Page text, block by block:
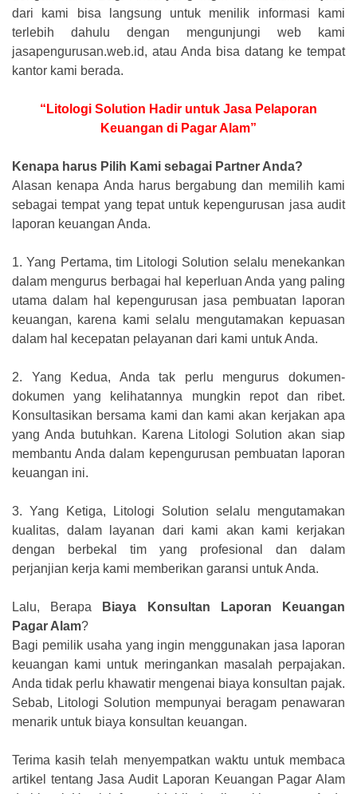
dari kami bisa langsung untuk menilik informasi kami
terlebih dahulu dengan mengunjungi web kami
jasapengurusan.web.id, atau Anda bisa datang ke tempat
kantor kami berada.
“Litologi Solution Hadir untuk Jasa Pelaporan
Keuangan di Pagar Alam”
Kenapa harus Pilih Kami sebagai Partner Anda?
Alasan kenapa Anda harus bergabung dan memilih kami
sebagai tempat yang tepat untuk kepengurusan jasa audit
laporan keuangan Anda.
1. Yang Pertama, tim Litologi Solution selalu menekankan
dalam mengurus berbagai hal keperluan Anda yang paling
utama dalam hal kepengurusan jasa pembuatan laporan
keuangan, karena kami selalu mengutamakan kepuasan
dalam hal kecepatan pelayanan dari kami untuk Anda.
2.
Yang Kedua, Anda tak perlu mengurus dokumen-
dokumen yang kelihatannya mungkin repot dan ribet.
Konsultasikan bersama kami dan kami akan kerjakan apa
yang Anda butuhkan. Karena Litologi Solution akan siap
membantu Anda dalam kepengurusan pembuatan laporan
keuangan ini.
3. Yang Ketiga, Litologi Solution selalu mengutamakan
kualitas, dalam layanan dari kami akan kami kerjakan
dengan berbekal tim yang profesional dan dalam
perjanjian kerja kami memberikan garansi untuk Anda.
Lalu, Berapa
Biaya Konsultan Laporan Keuangan
Pagar Alam?
Bagi pemilik usaha yang ingin menggunakan jasa laporan
keuangan kami untuk meringankan masalah perpajakan.
Anda tidak perlu khawatir mengenai biaya konsultan pajak.
Sebab, Litologi Solution mempunyai beragam penawaran
menarik untuk biaya konsultan keuangan.
Terima kasih telah menyempatkan waktu untuk membaca
artikel tentang Jasa Audit Laporan Keuangan Pagar Alam